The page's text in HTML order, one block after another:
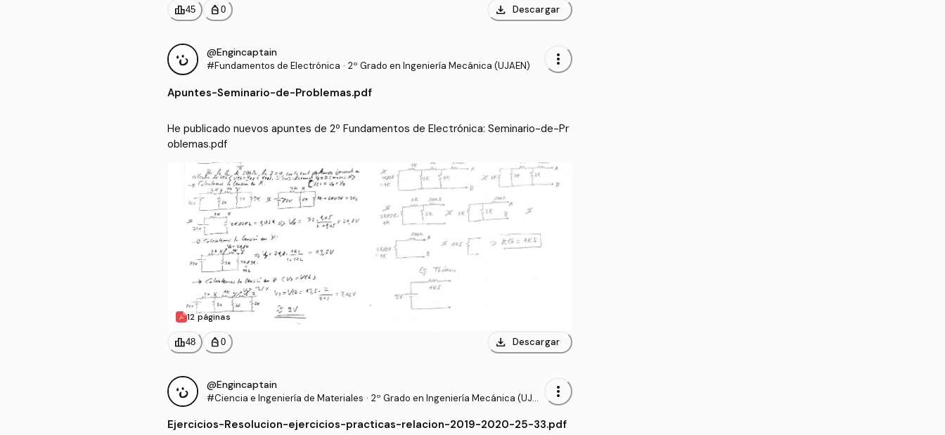
leaderboard45 personal_bag 0 download Descargar
@Engincaptain
#Fundamentos de Electrónica · 2º Grado en Ingeniería Mecánica (UJAEN) more_vert
Apuntes-Seminario-de-Problemas.pdf
He publicado nuevos apuntes de 2º Fundamentos de Electrónica: Seminario-de-Pr
oblemas.pdf
12 páginas
leaderboard48 personal_bag 0 download Descargar
@Engincaptain
#Ciencia e Ingeniería de Materiales · 2º Grado en Ingeniería Mecánica (UJAE
more_vert
Ejercicios-Resolucion-ejercicios-practicas-relacion-2019-2020-25-33.pdf